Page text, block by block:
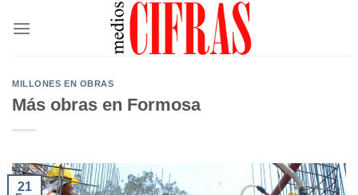
MILLONES EN OBRAS
Más obras en Formosa
21